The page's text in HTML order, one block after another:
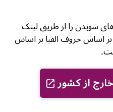
سویدن را از طریق لینک
اساس حروف الفبا بر اساس
از کشور